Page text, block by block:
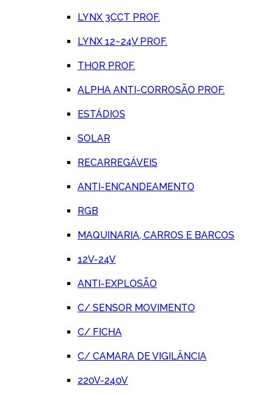
LYNX 3CCT PROF.
LYNX 12~24V PROF.
THOR PROF.
ALPHA ANTI-CORROSÃO PROF.
ESTÁDIOS
SOLAR
RECARREGÁVEIS
ANTI-ENCANDEAMENTO
RGB
MAQUINARIA, CARROS E BARCOS
12V-24V
ANTI-EXPLOSÃO
C/ SENSOR MOVIMENTO
C/ FICHA
C/ CAMARA DE VIGILÂNCIA
220V-240V